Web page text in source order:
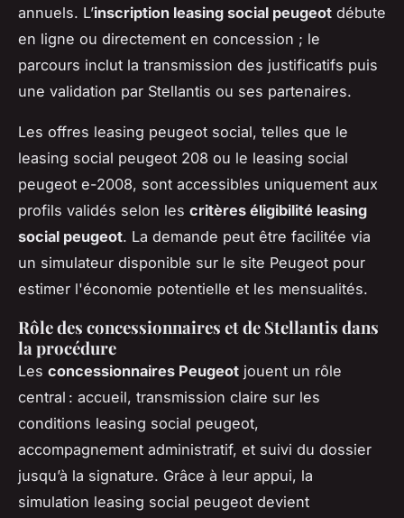
annuels. L’inscription leasing social peugeot débute
en ligne ou directement en concession ; le
parcours inclut la transmission des justificatifs puis
une validation par Stellantis ou ses partenaires.
Les offres leasing peugeot social, telles que le
leasing social peugeot 208 ou le leasing social
peugeot e-2008, sont accessibles uniquement aux
profils validés selon les critères éligibilité leasing
social peugeot. La demande peut être facilitée via
un simulateur disponible sur le site Peugeot pour
estimer l'économie potentielle et les mensualités.
Rôle des concessionnaires et de Stellantis dans
la procédure
Les concessionnaires Peugeot jouent un rôle
central : accueil, transmission claire sur les
conditions leasing social peugeot,
accompagnement administratif, et suivi du dossier
jusqu’à la signature. Grâce à leur appui, la
simulation leasing social peugeot devient